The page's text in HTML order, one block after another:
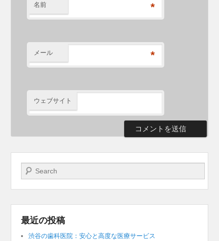
名前 *
メール *
ウェブサイト
検索開始
最近の投稿
渋谷の歯科医院：安心と高度な医療サービス